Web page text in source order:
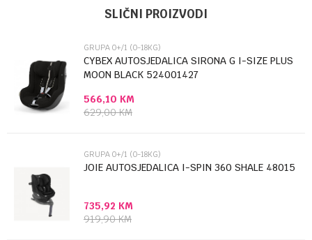
Grupa 0+/1 (0-18kg)
Poruka
Anti-spam zaštita - izračunajte koliko je 9 - 4 :
SLIČNI PROIZVODI
GRUPA 0+/1 (0-18KG)
CYBEX AUTOSJEDALICA SIRONA G I-SIZE PLUS
MOON BLACK 524001427
566,10 KM
629,00KM
GRUPA 0+/1 (0-18KG)
JOIE AUTOSJEDALICA I-SPIN 360 SHALE 48015
735,92 KM
919,90KM